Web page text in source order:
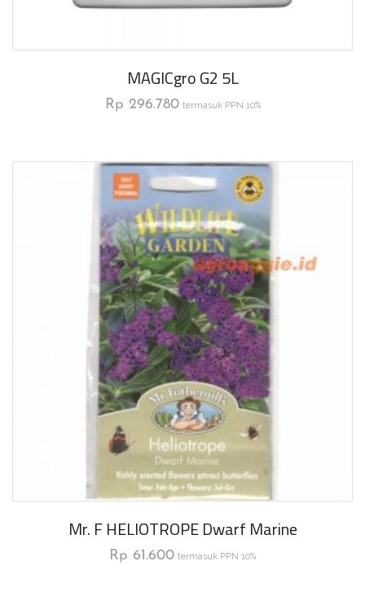
MAGICgro G2 5L
Rp 296.780 termasuk PPN 10%
Mr. F HELIOTROPE Dwarf Marine
Rp 61.600 termasuk PPN 10%